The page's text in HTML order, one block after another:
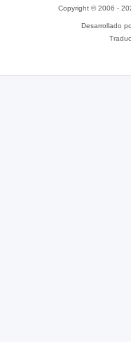
Copyright © 2006 -
Desarrollado